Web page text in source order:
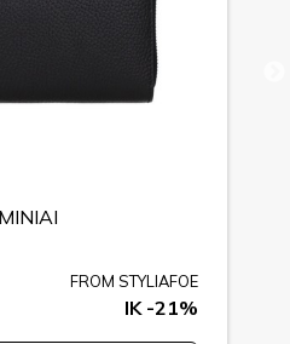
FROM STYLIAFOE
IK -21%